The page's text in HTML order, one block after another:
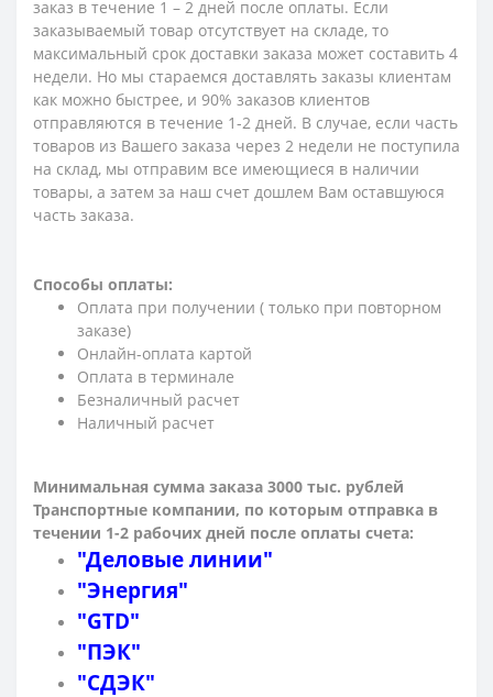
заказ в течение 1 – 2 дней после оплаты. Если
заказываемый товар отсутствует на складе, то
максимальный срок доставки заказа может составить 4
недели. Но мы стараемся доставлять заказы клиентам
как можно быстрее, и 90% заказов клиентов
отправляются в течение 1-2 дней. В случае, если часть
товаров из Вашего заказа через 2 недели не поступила
на склад, мы отправим все имеющиеся в наличии
товары, а затем за наш счет дошлем Вам оставшуюся
часть заказа.
Способы оплаты:
Оплата при получении ( только при повторном
заказе)
Онлайн-оплата картой
Оплата в терминале
Безналичный расчет
Наличный расчет
Минимальная сумма заказа 3000 тыс. рублей
Транспортные компании, по которым отправка в
течении 1-2 рабочих дней после оплаты счета:
"Деловые линии"
"Энергия"
"GTD"
"ПЭК"
"СДЭК"